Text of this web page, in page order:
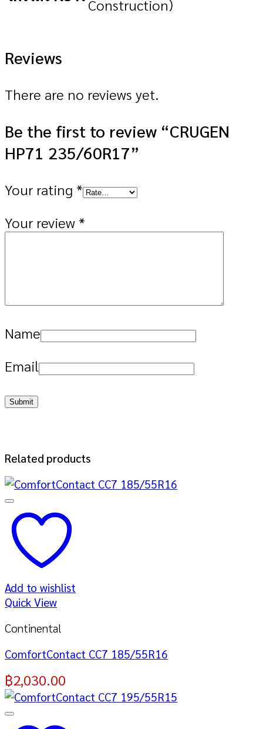
Construction)
Reviews
There are no reviews yet.
Be the first to review “CRUGEN
HP71 235/60R17”
Your rating *
Your review *
Name
Email
Related products
Add to wishlist
Quick View
Continental
ComfortContact CC7 185/55R16
฿2,030.00